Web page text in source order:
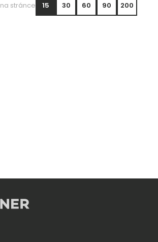
stránce 15 30 60 90 200